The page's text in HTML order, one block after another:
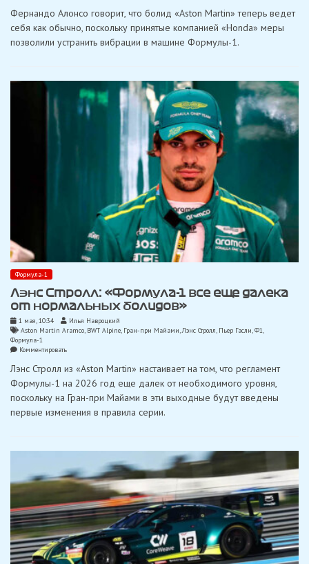
Martin»
финишем
в
ведет
нормально»
Фернандо Алонсо говорит, что болид «Aston Martin» теперь ведет
себя как обычно, поскольку принятые компанией «Honda» меры
позволили устранить вибрации в машине Формулы-1.
Формула-1
Лэнс Стролл: «Формула-1 все еще далека
от нормальных болидов»
1 мая, 10:34
Илья Навроцкий
Aston Martin Aramco, BWT Alpine, Гран-при Майами,Лэнс Стролл, Пьер Гасли,Ф1
Формула-1
Комментироватьon
Стролл:
«Формула-1
все
еще
от
Лэнс Стролл из «Aston Martin» настаивает на том, что регламент
Формулы-1 на 2026 год еще далек от необходимого уровня,
поскольку на Гран-при Майами в эти выходные будут введены
первые изменения в правила серии.